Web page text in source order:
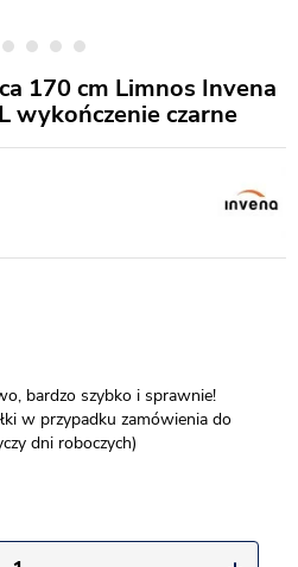
170 cm Limnos Invena
wykończenie czarne
bardzo szybko i sprawnie!
w przypadku zamówienia do
dni roboczych)